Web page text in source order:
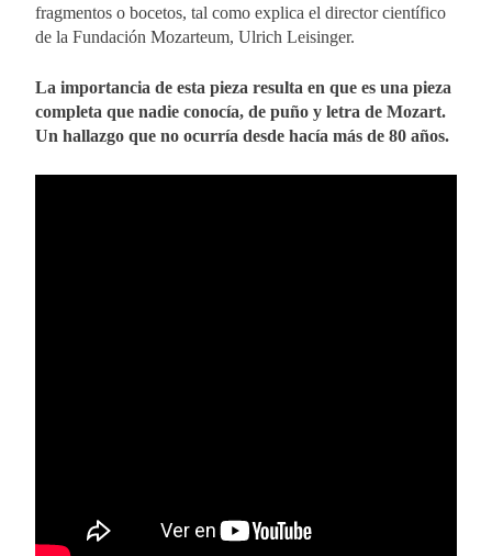
fragmentos o bocetos, tal como explica el director científico
de la Fundación Mozarteum, Ulrich Leisinger.
La importancia de esta pieza resulta en que es una pieza
completa que nadie conocía, de puño y letra de Mozart.
Un hallazgo que no ocurría desde hacía más de 80 años.